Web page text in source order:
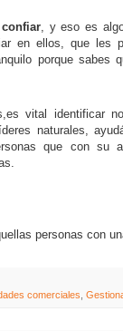
, y eso es
en ellos, que les
porque sabes
vital identificar
naturales,
que con su
personas con
comerciales